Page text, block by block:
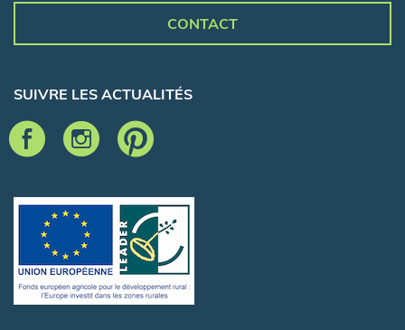
CONTACT
SUIVRE LES ACTUALITÉS